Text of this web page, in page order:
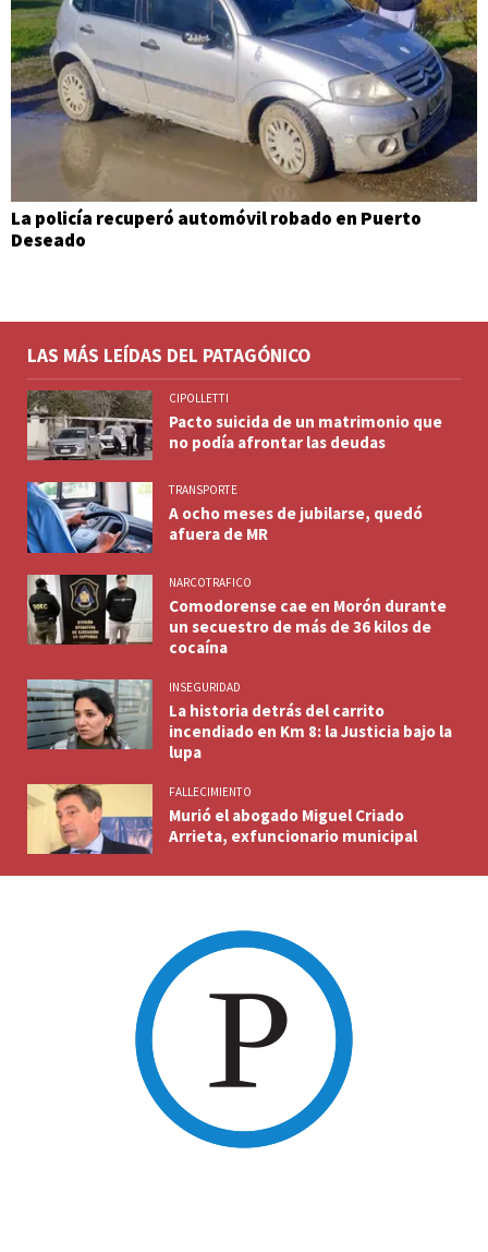
La policía recuperó automóvil robado en Puerto
Deseado
LAS MÁS LEÍDAS DEL PATAGÓNICO
CIPOLLETTI
Pacto suicida de un matrimonio que
no podía afrontar las deudas
TRANSPORTE
A ocho meses de jubilarse, quedó
afuera de MR
NARCOTRAFICO
Comodorense cae en Morón durante
un secuestro de más de 36 kilos de
cocaína
INSEGURIDAD
La historia detrás del carrito
incendiado en Km 8: la Justicia bajo la
lupa
FALLECIMIENTO
Murió el abogado Miguel Criado
Arrieta, exfuncionario municipal